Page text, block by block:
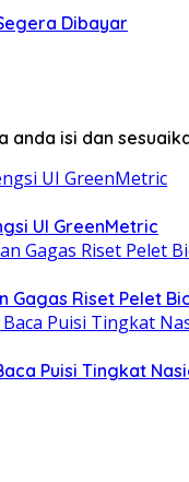
Dibayar
anda isi dan
UI GreenMetric
Gagas Riset Pelet
Puisi Tingkat